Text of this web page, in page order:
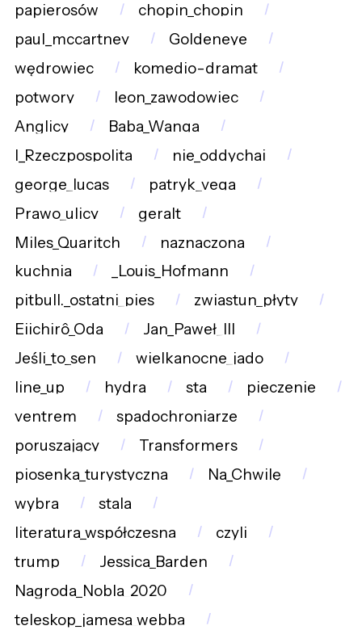
papierosów
chopin_chopin
paul_mccartney
Goldeneye
wędrowiec
komedio-dramat
potwory
leon_zawodowiec
Anglicy
Baba_Wanga
I_Rzeczpospolita
nie_oddychaj
george_lucas
patryk_vega
Prawo_ulicy
geralt
Miles_Quaritch
naznaczona
kuchnia
_Louis_Hofmann
pitbull._ostatni_pies
zwiastun_płyty
Eiichirô_Oda
Jan_Paweł_III
Jeśli_to_sen
wielkanocne_jado
line_up
hydra sta
pieczenie
ventrem
spadochroniarze
poruszający
Transformers
piosenka_turystyczna
Na_Chwilę
wybra
stala
literatura_współczesna
czyli
trump
Jessica_Barden
Nagroda_Nobla_2020
teleskop_jamesa_webba